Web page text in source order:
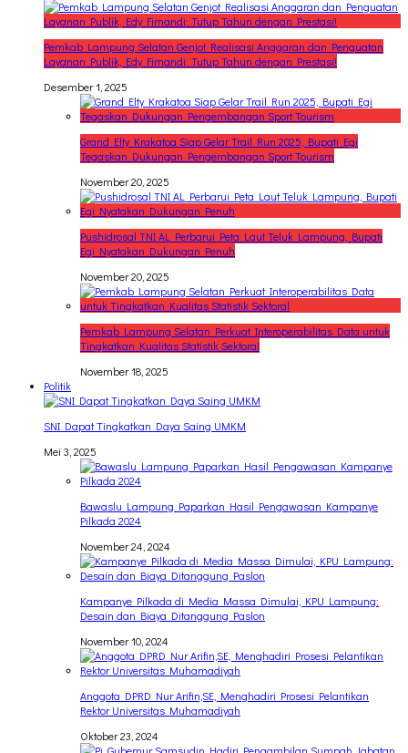
Pemkab Lampung Selatan Genjot Realisasi Anggaran dan Penguatan
Layanan Publik, Edy Firnandi: Tutup Tahun dengan Prestasi!
Desember 1, 2025
Grand Elty Krakatoa Siap Gelar Trail Run 2025, Bupati Egi
Tegaskan Dukungan Pengembangan Sport Tourism
November 20, 2025
Pushidrosal TNI AL Perbarui Peta Laut Teluk Lampung, Bupati
Egi Nyatakan Dukungan Penuh
November 20, 2025
Pemkab Lampung Selatan Perkuat Interoperabilitas Data untuk
Tingkatkan Kualitas Statistik Sektoral
November 18, 2025
Politik
SNI Dapat Tingkatkan Daya Saing UMKM
Mei 3, 2025
Bawaslu Lampung Paparkan Hasil Pengawasan Kampanye
Pilkada 2024
November 24, 2024
Kampanye Pilkada di Media Massa Dimulai, KPU Lampung:
Desain dan Biaya Ditanggung Paslon
November 10, 2024
Anggota DPRD Nur Arifin,SE, Menghadiri Prosesi Pelantikan
Rektor Universitas Muhamadiyah
Oktober 23, 2024